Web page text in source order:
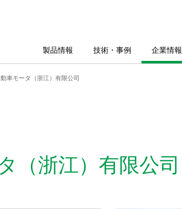
製品情報 技術・事例 企業情報
車モータ（浙江）有限公司
（浙江）有限公司